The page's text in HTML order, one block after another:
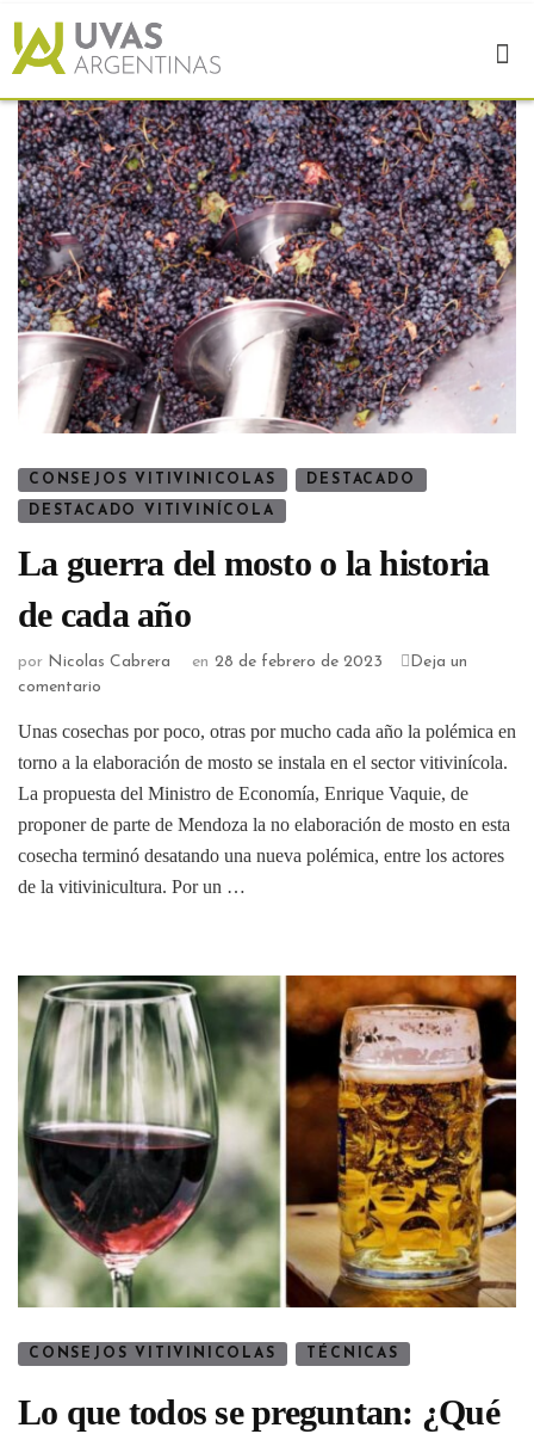
CONSEJOS VITIVINICOLAS DESTACADO
DESTACADO VITIVINÍCOLA
La guerra del mosto o la historia
de cada año
por Nicolas Cabrera en 28 de febrero de 2023
Deja un
comentario
Unas cosechas por poco, otras por mucho cada año la polémica en
torno a la elaboración de mosto se instala en el sector vitivinícola.
La propuesta del Ministro de Economía, Enrique Vaquie, de
proponer de parte de Mendoza la no elaboración de mosto en esta
cosecha terminó desatando una nueva polémica, entre los actores
de la vitivinicultura. Por un …
CONSEJOS VITIVINICOLAS TÉCNICAS
Lo que todos se preguntan: ¿Qué